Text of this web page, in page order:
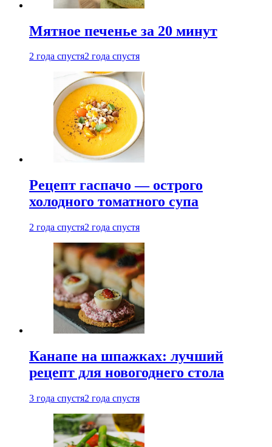
Мятное печенье за 20 минут
2 года спустя2 года спустя
Рецепт гаспачо — острого
холодного томатного супа
2 года спустя2 года спустя
Канапе на шпажках: лучший
рецепт для новогоднего стола
3 года спустя2 года спустя